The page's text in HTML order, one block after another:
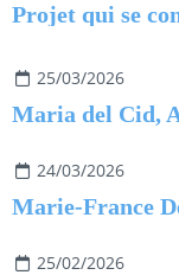
Projet qui se
25/03/2026
Maria del Cid,
24/03/2026
Marie-France
25/02/2026